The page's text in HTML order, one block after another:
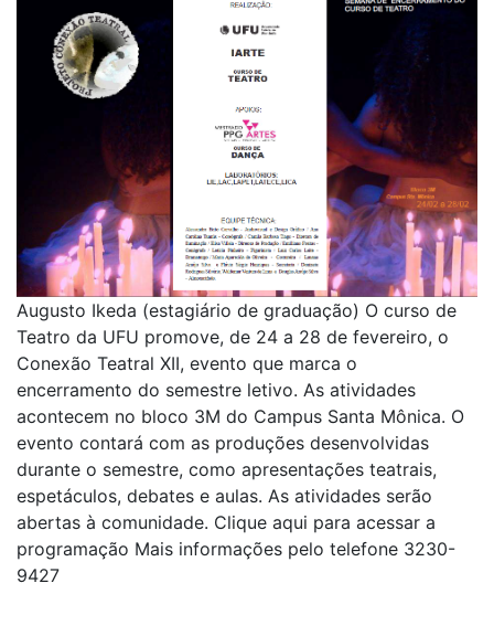
Augusto Ikeda (estagiário de graduação) O curso de
Teatro da UFU promove, de 24 a 28 de fevereiro, o
Conexão Teatral XII, evento que marca o
encerramento do semestre letivo. As atividades
acontecem no bloco 3M do Campus Santa Mônica. O
evento contará com as produções desenvolvidas
durante o semestre, como apresentações teatrais,
espetáculos, debates e aulas. As atividades serão
abertas à comunidade. Clique aqui para acessar a
programação Mais informações pelo telefone 3230-
9427